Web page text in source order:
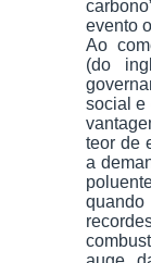
evento
Ao
(do
social e
teor de
a
quando